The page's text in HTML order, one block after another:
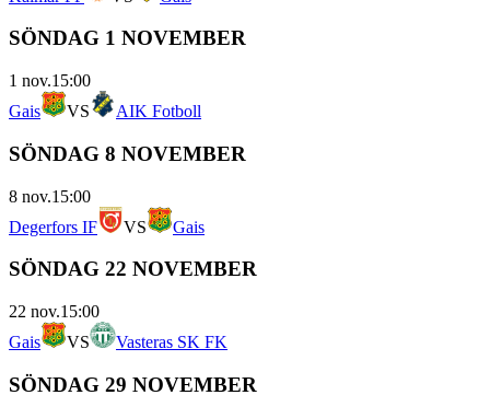
SÖNDAG 1 NOVEMBER
1 nov.15:00
Gais
VS AIK Fotboll
SÖNDAG 8 NOVEMBER
8 nov.15:00
Degerfors IF
VS Gais
SÖNDAG 22 NOVEMBER
22 nov.15:00
Gais
VS Vasteras SK FK
SÖNDAG 29 NOVEMBER